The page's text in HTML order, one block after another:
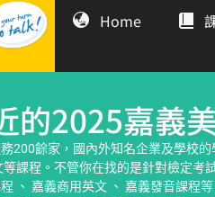
Home
的2025嘉義
200餘家，國內外知名企業及學校
等課程。不管你在找的是針對檢定考
、 嘉義商用英文 、 嘉義發音課程